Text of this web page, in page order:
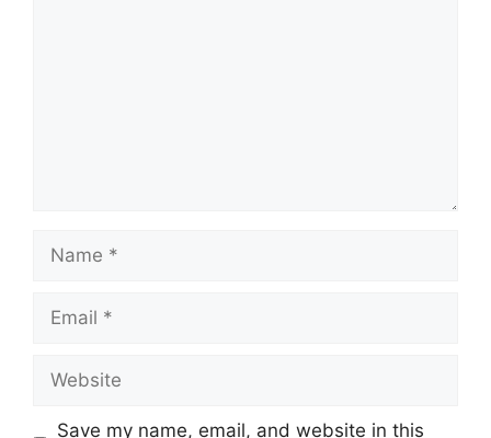
Save my name, email, and website in this